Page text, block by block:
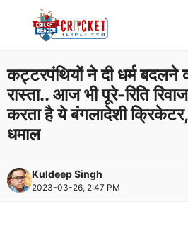
कट्टरपंथियों ने दी धर्म
रास्ता.. आज भी पूरे-रिति
करता है ये बंगलादेशी
धमाल
Kuldeep Singh
2023-03-26, 2:47 PM